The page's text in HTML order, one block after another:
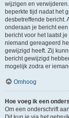
wijzigen en
beperkte tijd nadat het
desbetreffende bericht.
onderaan je bericht
bericht voor het laatst
niemand gereageerd
gewijzigd heeft. Zij
bericht gewijzigd
mogelijk zodra er
Omhoog
Hoe voeg ik een
Om een onderschrift